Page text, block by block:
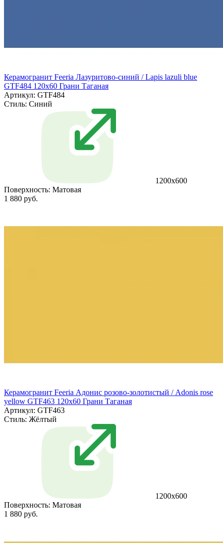
Керамогранит Feeria Лазуритово-синий / Lapis lazuli blue
GTF484 120х60 Грани Таганая
Артикул: GTF484
Стиль: Синий
1200х600
Поверхность: Матовая
1 880 руб.
Керамогранит Feeria Адонис розово‑золотистый / Adonis rose
yellow GTF463 120х60 Грани Таганая
Артикул: GTF463
Стиль: Жёлтый
1200х600
Поверхность: Матовая
1 880 руб.